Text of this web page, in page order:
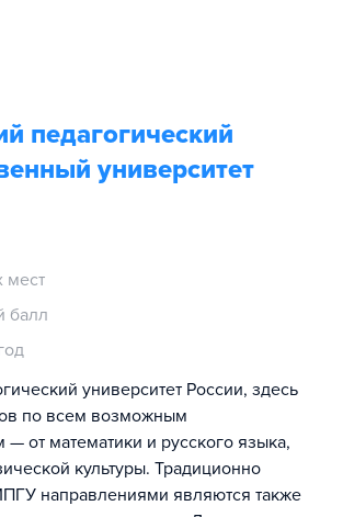
педагогический
университет
мест
балл
университет России, здесь
по всем возможным
от математики и русского языка,
культуры. Традиционно
направлениями являются также